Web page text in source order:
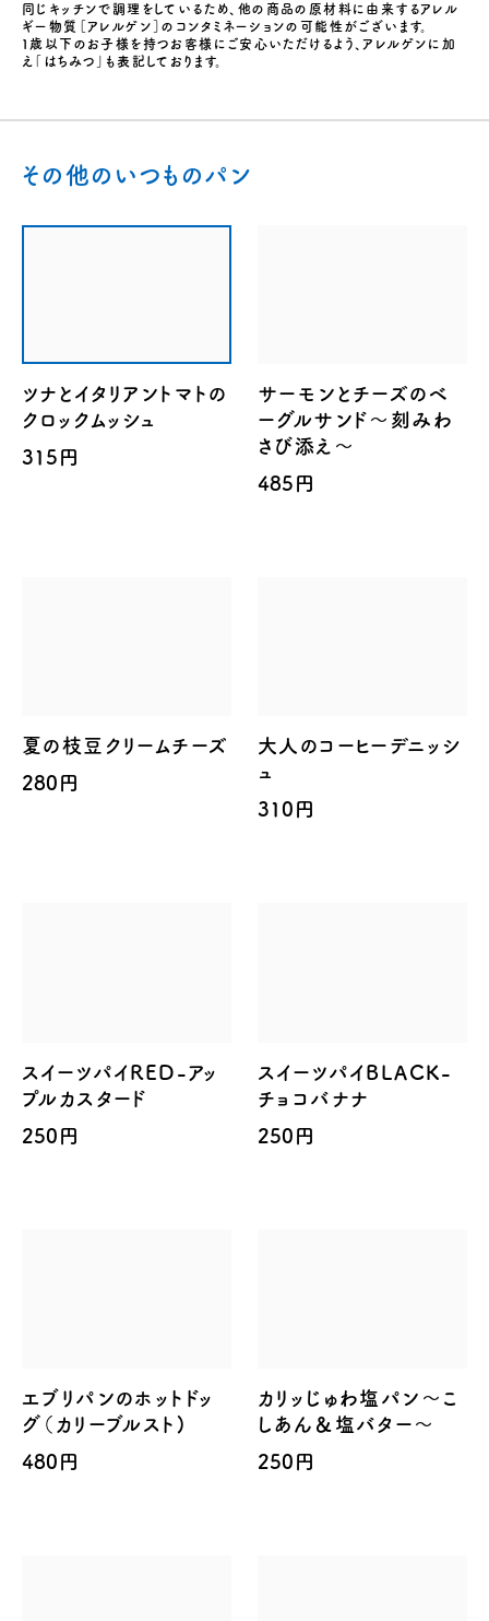
同じキッチンで調理をしているため、他の商品の原材料に由来するアレル
ギー物質［アレルゲン］のコンタミネーションの可能性がございます。
１歳以下のお子様を持つお客様にご安心いただけるよう、アレルゲンに加
え「はちみつ」も表記しております。
その他のいつものパン
ツナとイタリアントマトの
クロックムッシュ
315円
サーモンとチーズのベ
ーグルサンド～刻みわ
さび添え～
485円
夏の枝豆クリームチーズ
280円
大人のコーヒーデニッシ
ュ
310円
スイーツパイRED-アッ
プルカスタード
250円
スイーツパイBLACK-
チョコバナナ
250円
エブリパンのホットドッ
グ（カリーブルスト)
480円
カリッじゅわ塩パン～こ
しあん＆塩バター～
250円